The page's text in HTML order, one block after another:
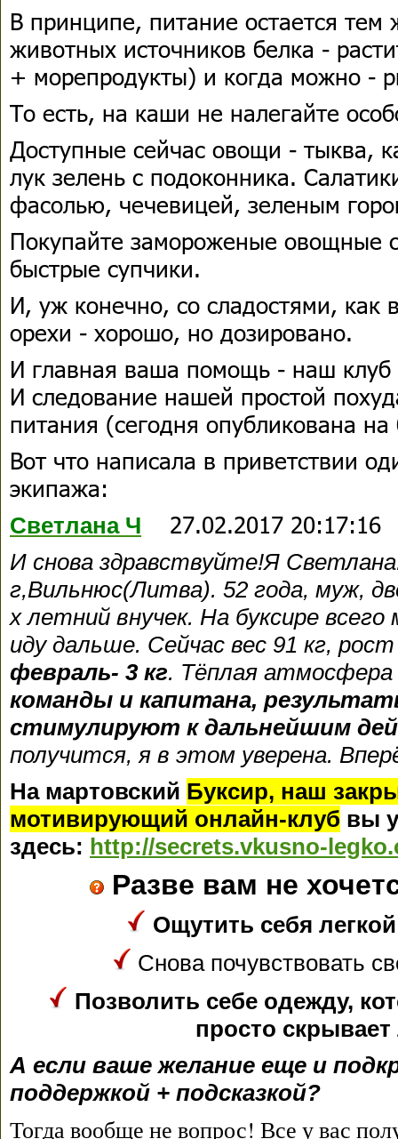
В принципе, питание остается
животных источников белка -
+ морепродукты) и когда можно -
То есть, на каши не налегайте
Доступные сейчас овощи - тыква,
лук зелень с подоконника.
фасолью, чечевицей, зеленым
Покупайте замороженые овощные
быстрые супчики.
И, уж конечно, со сладостями, как
орехи - хорошо, но дозировано.
И главная ваша помощь - наш
И следование нашей простой
питания (сегодня опубликована на
Вот что написала в приветствии
экипажа:
Светлана Ч 27.02.2017 20:17:16
И снова здравствуйте!Я
г,Вильнюс(Литва). 52 года, муж,
х летний внучек. На буксире
иду дальше. Сейчас вес 91 кг,
февраль- 3 кг. Тёплая атмосфера
команды и капитана,
стимулируют к дальнейшим
получится, я в этом уверена.
На мартовский Буксир, наш
мотивирующий онлайн-клуб вы
здесь: http://secrets.vkusno-
Разве вам не
Ощутить себя
Снова почувствовать
Позволить себе одежду,
просто
А если ваше желание еще и
поддержкой + подсказкой?
Тогда вообще не вопрос! Все у вас